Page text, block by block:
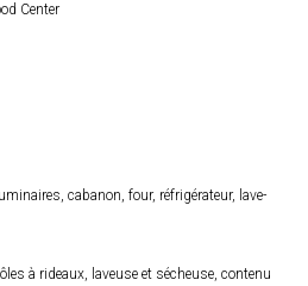
Center
cabanon, four, réfrigérateur, lave-
à rideaux, laveuse et sécheuse, contenu